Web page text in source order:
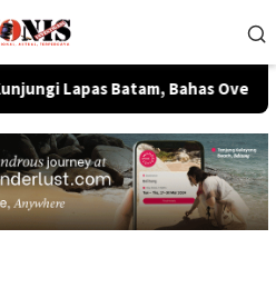
Batam, Bahas Overstaying